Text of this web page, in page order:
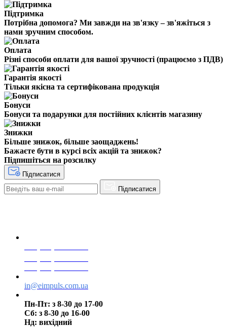
Підтримка
Потрібна допомога? Ми завжди на зв'язку – зв'яжіться з
нами зручним способом.
Оплата
Різні способи оплати для вашої зручності (працюємо з ПДВ)
Гарантія якості
Тільки якісна та сертифікована продукція
Бонуси
Бонуси та подарунки для постійних клієнтів магазину
Знижки
Більше знижок, більше заощаджень!
Бажаєте бути в курсі всіх акцій та знижок?
Підпишіться на розсилку
Підписатися
Підписатися
in@eimpuls.com.ua
Пн-Пт: з 8-30 до 17-00
Сб: з 8-30 до 16-00
Нд: вихідний